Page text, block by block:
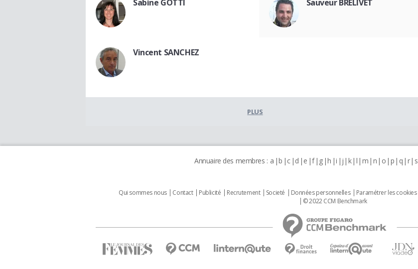
Sabine GOTTI Sauveur BRELIVET
Vincent SANCHEZ
PLUS
Annuaire des membres : a b c d e f g h i j k l m n o p q r s
Qui sommes nous Contact Publicité Recrutement Societé Données personnelles Paramétrer les cookies
© 2022 CCM Benchmark